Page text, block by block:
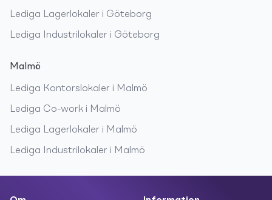
Lediga Lagerlokaler i Göteborg
Lediga Industrilokaler i Göteborg
Malmö
Lediga Kontorslokaler i Malmö
Lediga Co-work i Malmö
Lediga Lagerlokaler i Malmö
Lediga Industrilokaler i Malmö